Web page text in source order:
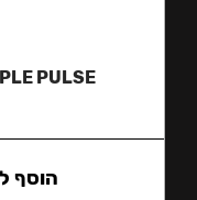
PULSE
הוסף